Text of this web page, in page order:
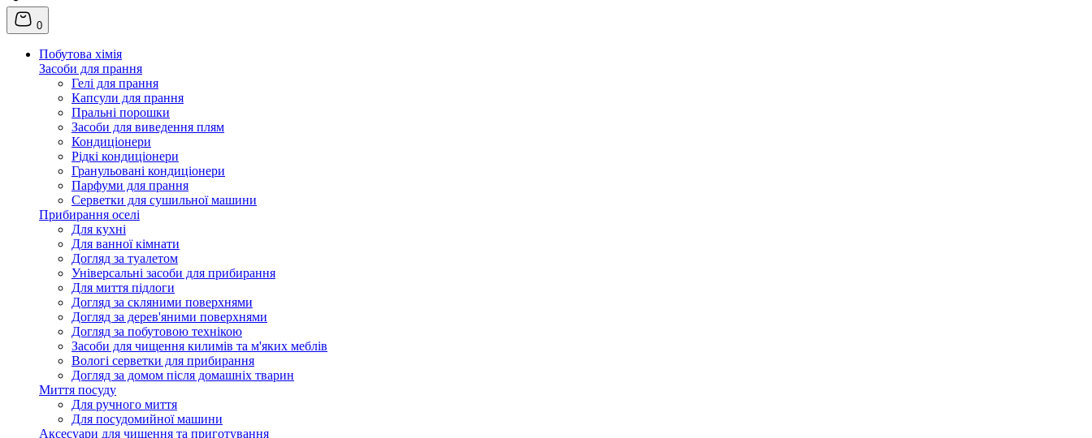
0
Побутова хімія
Засоби для прання
Гелі для прання
Капсули для прання
Пральні порошки
Засоби для виведення плям
Кондиціонери
Рідкі кондиціонери
Гранульовані кондиціонери
Парфуми для прання
Серветки для сушильної машини
Прибирання оселі
Для кухні
Для ванної кімнати
Догляд за туалетом
Універсальні засоби для прибирання
Для миття підлоги
Догляд за скляними поверхнями
Догляд за дерев'яними поверхнями
Догляд за побутовою технікою
Засоби для чищення килимів та м'яких меблів
Вологі серветки для прибирання
Догляд за домом після домашніх тварин
Миття посуду
Для ручного миття
Для посудомийної машини
Аксесуари для чищення та приготування